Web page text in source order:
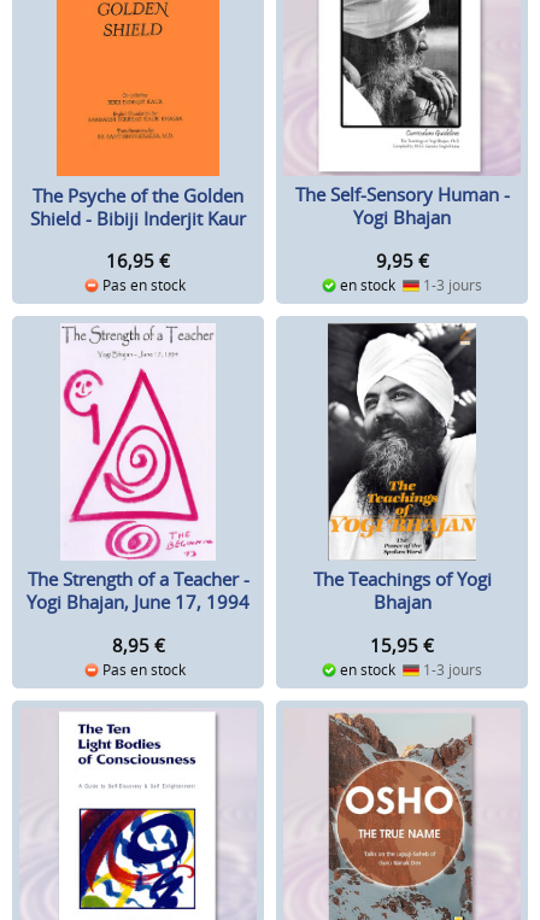
The Psyche of the Golden
Shield - Bibiji Inderjit Kaur
16,95 €
Pas en stock
The Self-Sensory Human -
Yogi Bhajan
9,95 €
en stock 1-3 jours
The Strength of a Teacher -
Yogi Bhajan, June 17, 1994
8,95 €
Pas en stock
The Teachings of Yogi
Bhajan
15,95 €
en stock 1-3 jours